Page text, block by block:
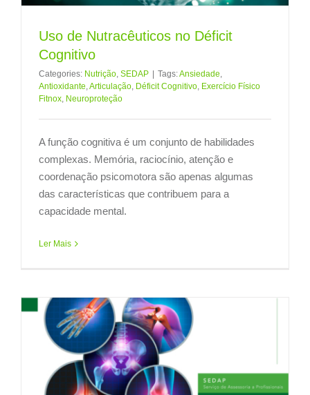
Uso de Nutracêuticos no Déficit
Cognitivo
Categories: Nutrição SEDAP | Tags:Ansiedade
Antioxidante Articulação Déficit Cognitivo Exercício Físico
Fitnox Neuroproteção
A função cognitiva é um conjunto de habilidades
complexas. Memória, raciocínio, atenção e
coordenação psicomotora são apenas algumas
das características que contribuem para a
capacidade mental.
Ler Mais